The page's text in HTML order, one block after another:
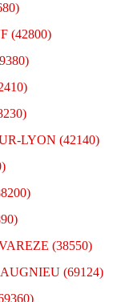
(42800)
LYON (42140)
(38550)
(69124)